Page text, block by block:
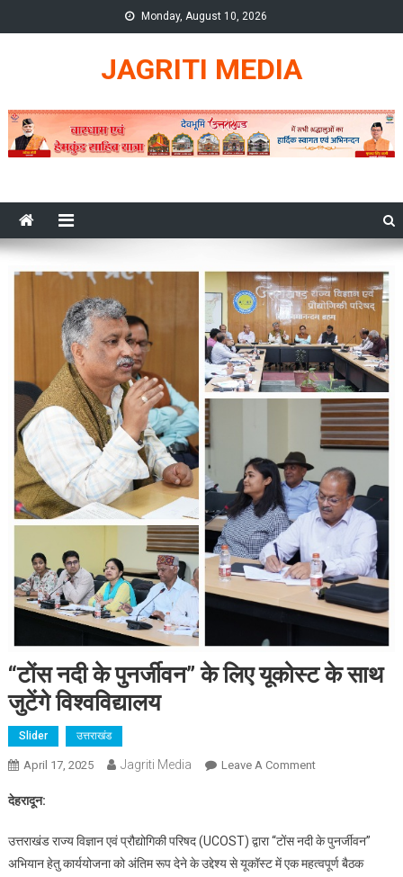
to
Monday, August 10, 2026
JAGRITI MEDIA
“टोंस नदी के पुनर्जीवन” के लिए यूकोस्ट के साथ
जुटेंगे विश्वविद्यालय
Slider उत्तराखंड
April 17, 2025 Jagriti Media Leave A CommentOn
पुनर्जीवन”
के
देहरादून:
उत्तराखंड राज्य विज्ञान एवं प्रौद्योगिकी परिषद (UCOST) द्वारा “टोंस नदी के पुनर्जीवन”
अभियान हेतु कार्ययोजना को अंतिम रूप देने के उद्देश्य से यूकॉस्ट में एक महत्वपूर्ण बैठक